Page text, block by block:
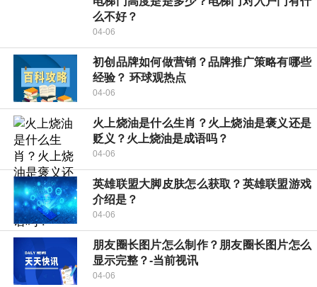
么不好？
04-06
初创品牌如何做营销？品牌推广策略有哪些
经验？ 环球观热点
04-06
火上烧油是什么生肖？火上烧油是褒义还是
贬义？火上烧油是成语吗？
04-06
英雄联盟大脚皮肤怎么获取？英雄联盟游戏
介绍是？
04-06
朋友圈长图片怎么制作？朋友圈长图片怎么
显示完整？-当前视讯
04-06